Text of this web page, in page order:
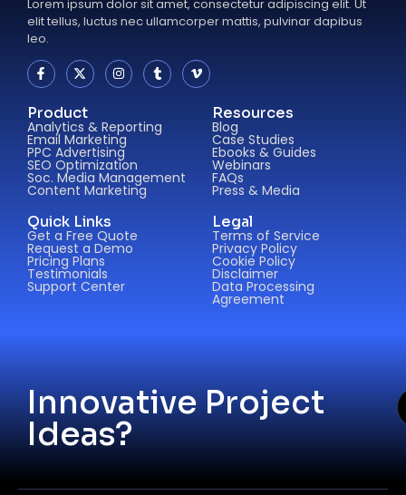
Lorem ipsum dolor sit amet, consectetur adipiscing elit. Ut
elit tellus, luctus nec ullamcorper mattis, pulvinar dapibus
leo.
Product
Analytics & Reporting
Email Marketing
PPC Advertising
SEO Optimization
Soc. Media Management
Content Marketing
Resources
Blog
Case Studies
Ebooks & Guides
Webinars
FAQs
Press & Media
Quick Links
Get a Free Quote
Request a Demo
Pricing Plans
Testimonials
Support Center
Legal
Terms of Service
Privacy Policy
Cookie Policy
Disclaimer
Data Processing
Agreement
Innovative Project
Ideas?